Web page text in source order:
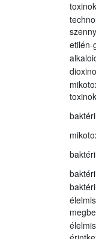
toxinok
etilén-
toxinok